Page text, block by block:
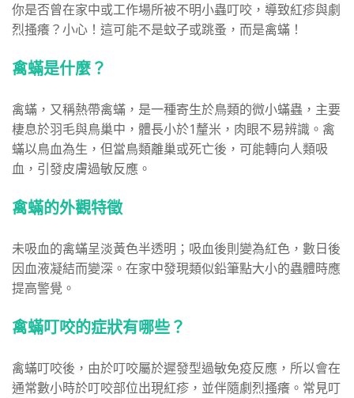
你是否曾在家中或工作場所被不明小蟲叮咬，導致紅疹與劇
烈搔癢？小心！這可能不是蚊子或跳蚤，而是禽蟎！
禽蟎是什麼？
禽蟎，又稱熱帶禽蟎，是一種寄生於鳥類的微小蟎蟲，主要
棲息於羽毛與鳥巢中，體長小於1釐米，肉眼不易辨識。禽
蟎以鳥血為生，但當鳥類離巢或死亡後，可能轉向人類吸
血，引發皮膚過敏反應。
禽蟎的外觀特徵
未吸血的禽蟎呈淡黃色半透明；吸血後則變為紅色，數日後
因血液凝結而變深。在家中發現類似鉛筆點大小的蟲體時應
提高警覺。
禽蟎叮咬的症狀有哪些？
禽蟎叮咬後，由於叮咬屬於遲發型過敏免疫反應，所以會在
通常數小時於叮咬部位出現紅疹，並伴隨劇烈搔癢。常見叮